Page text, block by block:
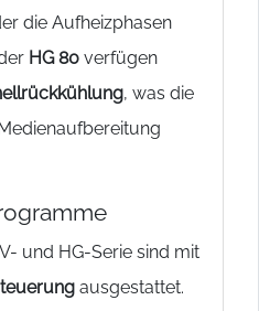
die Aufheizphasen
HG 80 verfügen
, was die
und HG-Serie sind mit
ausgestattet.